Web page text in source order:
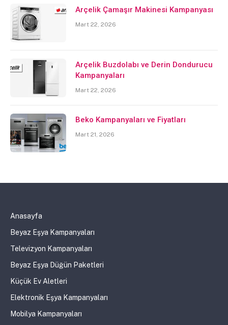
Arçelik Çamaşır Makinesi Kampanyası
Mart 22, 2026
Arçelik Buzdolabı ve Derin Dondurucu
Kampanyaları
Mart 22, 2026
Beko Kampanyaları ve Fiyatları
Mart 21, 2026
Anasayfa
Beyaz Eşya Kampanyaları
Televizyon Kampanyaları
Beyaz Eşya Düğün Paketleri
Küçük Ev Aletleri
Elektronik Eşya Kampanyaları
Mobilya Kampanyaları